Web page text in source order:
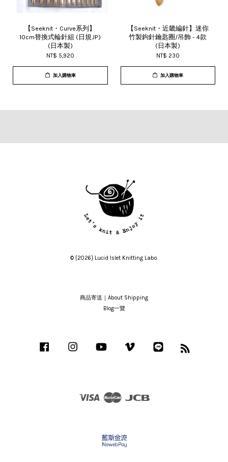
【Seeknit・Curve系列】
10cm替換式輪針組 (日規JP)
(日本製)
NT$ 5,920
加入購物車
【Seeknit・近畿編針】迷你
竹製鉤針鑰匙圈/吊飾 - 4款
(日本製)
NT$ 230
加入購物車
© {2026} Lucid Islet Knitting Labo.
商品寄送｜About Shipping
Blog一覽
Facebook Instagram YouTube
Visa Master